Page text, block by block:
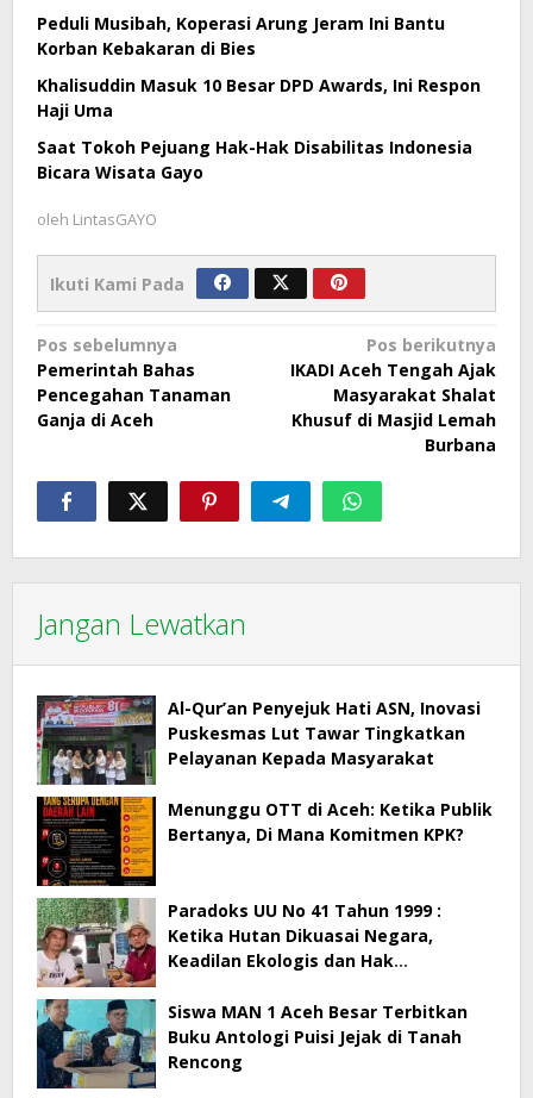
Peduli Musibah, Koperasi Arung Jeram Ini Bantu
Korban Kebakaran di Bies
Khalisuddin Masuk 10 Besar DPD Awards, Ini Respon
Haji Uma
Saat Tokoh Pejuang Hak-Hak Disabilitas Indonesia
Bicara Wisata Gayo
oleh LintasGAYO
Ikuti Kami Pada
Navigasi
pos
Pos sebelumnya
Pemerintah Bahas
Pencegahan Tanaman
Ganja di Aceh
Pos berikutnya
IKADI Aceh Tengah Ajak
Masyarakat Shalat
Khusuf di Masjid Lemah
Burbana
Jangan Lewatkan
Al-Qur’an Penyejuk Hati ASN, Inovasi
Puskesmas Lut Tawar Tingkatkan
Pelayanan Kepada Masyarakat
Menunggu OTT di Aceh: Ketika Publik
Bertanya, Di Mana Komitmen KPK?
Paradoks UU No 41 Tahun 1999 :
Ketika Hutan Dikuasai Negara,
Keadilan Ekologis dan Hak
Siswa MAN 1 Aceh Besar Terbitkan
Buku Antologi Puisi Jejak di Tanah
Rencong